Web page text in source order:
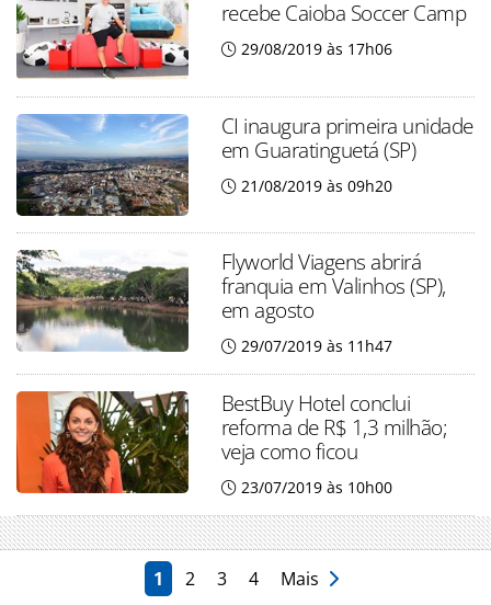
recebe Caioba Soccer Camp
29/08/2019 às 17h06
CI inaugura primeira unidade
em Guaratinguetá (SP)
21/08/2019 às 09h20
Flyworld Viagens abrirá
franquia em Valinhos (SP),
em agosto
29/07/2019 às 11h47
BestBuy Hotel conclui
reforma de R$ 1,3 milhão;
veja como ficou
23/07/2019 às 10h00
1 2 3 4 Mais